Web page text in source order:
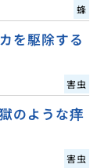
蜂
を駆除する
害虫
のような痒
害虫